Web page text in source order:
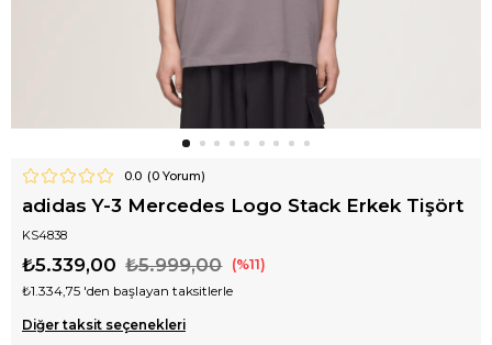
0.0 (0Yorum)
adidas Y-3 Mercedes Logo Stack Erkek Tişört
KS4838
₺5.999,00
₺5.339,00 11
₺1.334,75 'den başlayan taksitlerle
Diğer taksit seçenekleri